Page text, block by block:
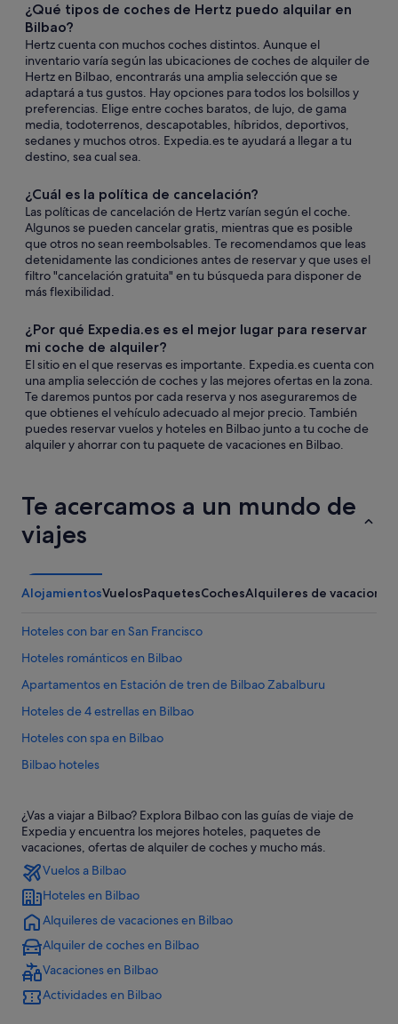
¿Qué tipos de coches de Hertz puedo alquilar en
Bilbao?
Hertz cuenta con muchos coches distintos. Aunque el
inventario varía según las ubicaciones de coches de alquiler de
Hertz en Bilbao, encontrarás una amplia selección que se
adaptará a tus gustos. Hay opciones para todos los bolsillos y
preferencias. Elige entre coches baratos, de lujo, de gama
media, todoterrenos, descapotables, híbridos, deportivos,
sedanes y muchos otros. Expedia.es te ayudará a llegar a tu
destino, sea cual sea.
¿Cuál es la política de cancelación?
Las políticas de cancelación de Hertz varían según el coche.
Algunos se pueden cancelar gratis, mientras que es posible
que otros no sean reembolsables. Te recomendamos que leas
detenidamente las condiciones antes de reservar y que uses el
filtro "cancelación gratuita" en tu búsqueda para disponer de
más flexibilidad.
¿Por qué Expedia.es es el mejor lugar para reservar
mi coche de alquiler?
El sitio en el que reservas es importante. Expedia.es cuenta con
una amplia selección de coches y las mejores ofertas en la zona.
Te daremos puntos por cada reserva y nos aseguraremos de
que obtienes el vehículo adecuado al mejor precio. También
puedes reservar vuelos y hoteles en Bilbao junto a tu coche de
alquiler y ahorrar con tu paquete de vacaciones en Bilbao.
Te acercamos a un mundo de
viajes
AlojamientosVuelosPaquetesCochesAlquileres de vacaciones
Hoteles con bar en San Francisco
Hoteles románticos en Bilbao
Apartamentos en Estación de tren de Bilbao Zabalburu
Hoteles de 4 estrellas en Bilbao
Hoteles con spa en Bilbao
Bilbao hoteles
Relais & Chateaux hoteles en Bilbao
Hoteles con conserje en Bilbao
Rusticae hoteles en Bilbao
Hoteles con piscina en Bilbao
Casas privadas de vacaciones en Bilbao
B&B en Vizcaya
Hoteles que aceptan mascotas en Bilbao
B&B en Bilbao
¿Vas a viajar a Bilbao? Explora Bilbao con las guías de viaje de
Expedia y encuentra los mejores hoteles, paquetes de
vacaciones, ofertas de alquiler de coches y mucho más.
Vuelos a Bilbao
Hoteles en Bilbao
Alquileres de vacaciones en Bilbao
Alquiler de coches en Bilbao
Vacaciones en Bilbao
Actividades en Bilbao